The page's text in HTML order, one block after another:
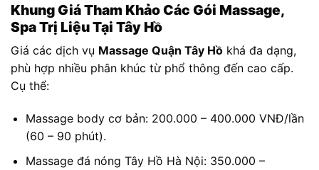
Khung Giá Tham Khảo Các Gói Massage,
Spa Trị Liệu Tại Tây Hồ
Giá các dịch vụ Massage Quận Tây Hồ khá đa dạng,
phù hợp nhiều phân khúc từ phổ thông đến cao cấp.
Cụ thể:
Massage body cơ bản: 200.000 – 400.000 VNĐ/lần
(60 – 90 phút).
Massage đá nóng Tây Hồ Hà Nội: 350.000 –